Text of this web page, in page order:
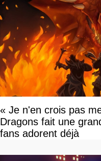
« Je n'en crois pas
Dragons fait une
fans adorent déjà